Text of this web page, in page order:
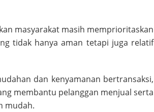
masyarakat masih memprioritaskan
tidak hanya aman tetapi juga relatif
dan kenyamanan bertransaksi,
membantu pelanggan menjual serta
mudah.